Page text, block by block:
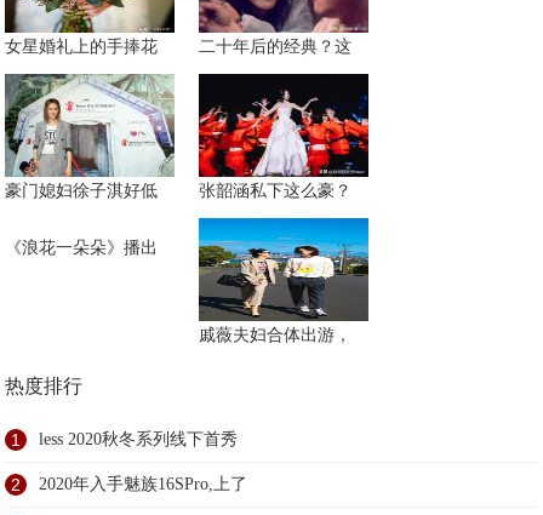
女星婚礼上的手捧花 二十年后的经典？这
豪门媳妇徐子淇好低 张韶涵私下这么豪？
《浪花一朵朵》播出
戚薇夫妇合体出游，
热度排行
1 less 2020秋冬系列线下首秀
2 2020年入手魅族16SPro,上了